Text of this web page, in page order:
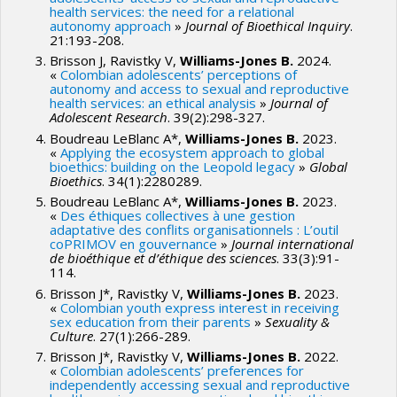
taken by technological change in health care. Intervening
earlier in the development of health technology may not
only help reduce undesirable effects, but may also pave the
way for the design of more valuable innovations.
Project consists in examining the development of award-
winning innovations of three Canadian health technology
companies by means of onsite observation of design
activities, interviews with designers and executives,
interviews and focus groups with external stakeholders
(R&D funders, health care providers, patient
representatives, journalists, etc.) and document analysis. By
bridging two perspectives that rarely cross-fertilize each
other (the industry and the health care system) this
research program will inform health innovation design and
policy, research on knowledge transfer and qualitative
research methods.
health services: the need for a relational
autonomy approach » Journal of Bioethical Inquiry.
21:193-208.
Brisson J, Ravistky V, Williams-Jones B. 2024.
« Colombian adolescents’ perceptions of
autonomy and access to sexual and reproductive
health services: an ethical analysis » Journal of
Adolescent Research. 39(2):298-327.
Boudreau LeBlanc A*, Williams-Jones B. 2023.
« Applying the ecosystem approach to global
bioethics: building on the Leopold legacy » Global
Bioethics. 34(1):2280289.
Boudreau LeBlanc A*, Williams-Jones B. 2023.
« Des éthiques collectives à une gestion
adaptative des conflits organisationnels : L’outil
coPRIMOV en gouvernance » Journal international
de bioéthique et d’éthique des sciences. 33(3):91-
114.
Brisson J*, Ravistky V, Williams-Jones B. 2023.
« Colombian youth express interest in receiving
sex education from their parents » Sexuality &
Culture. 27(1):266-289.
Brisson J*, Ravistky V, Williams-Jones B. 2022.
« Colombian adolescents’ preferences for
independently accessing sexual and reproductive